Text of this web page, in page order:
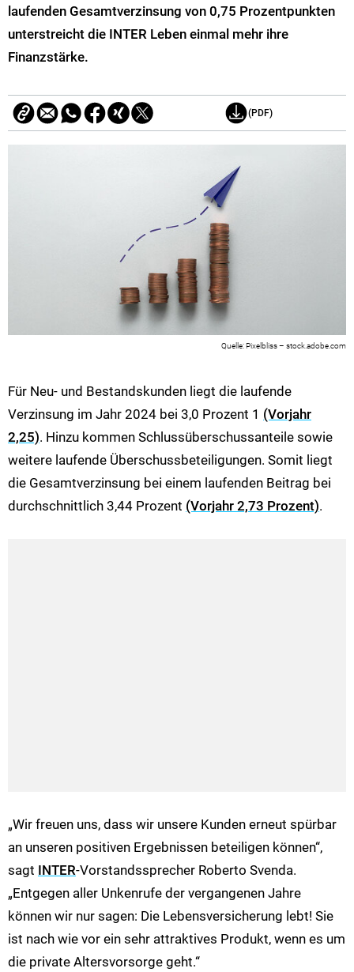
laufenden Gesamtverzinsung von 0,75 Prozentpunkten
unterstreicht die INTER Leben einmal mehr ihre
Finanzstärke.
(PDF)
Pixelbliss – stock.adobe.com
Für Neu- und Bestandskunden liegt die laufende
Verzinsung im Jahr 2024 bei 3,0 Prozent 1 (Vorjahr
2,25). Hinzu kommen Schlussüberschussanteile sowie
weitere laufende Überschussbeteiligungen. Somit liegt
die Gesamtverzinsung bei einem laufenden Beitrag bei
durchschnittlich 3,44 Prozent (Vorjahr 2,73 Prozent).
„Wir freuen uns, dass wir unsere Kunden erneut spürbar
an unseren positiven Ergebnissen beteiligen können“,
sagt INTER-Vorstandssprecher Roberto Svenda.
„Entgegen aller Unkenrufe der vergangenen Jahre
können wir nur sagen: Die Lebensversicherung lebt! Sie
ist nach wie vor ein sehr attraktives Produkt, wenn es um
die private Altersvorsorge geht.“